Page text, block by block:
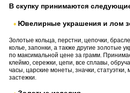
В скупку принимаются
Ювелирные украшения и лом
Золотые кольца, перстни, цепочки,
колье, запонки, а также другие золотые
по максимальной цене за грамм.
клеймо, сережки, цепи, все сплавы,
часы, царские монеты, значки,
застежки.